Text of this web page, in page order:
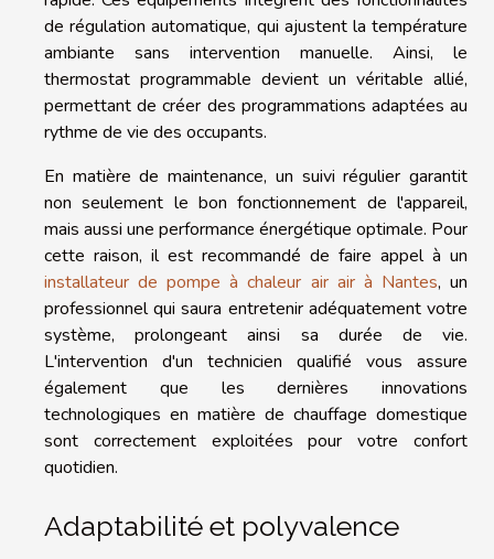
de régulation automatique, qui ajustent la température
ambiante sans intervention manuelle. Ainsi, le
thermostat programmable devient un véritable allié,
permettant de créer des programmations adaptées au
rythme de vie des occupants.
En matière de maintenance, un suivi régulier garantit
non seulement le bon fonctionnement de l'appareil,
mais aussi une performance énergétique optimale. Pour
cette raison, il est recommandé de faire appel à un
installateur de pompe à chaleur air air à Nantes, un
professionnel qui saura entretenir adéquatement votre
système, prolongeant ainsi sa durée de vie.
L'intervention d'un technicien qualifié vous assure
également que les dernières innovations
technologiques en matière de chauffage domestique
sont correctement exploitées pour votre confort
quotidien.
Adaptabilité et polyvalence